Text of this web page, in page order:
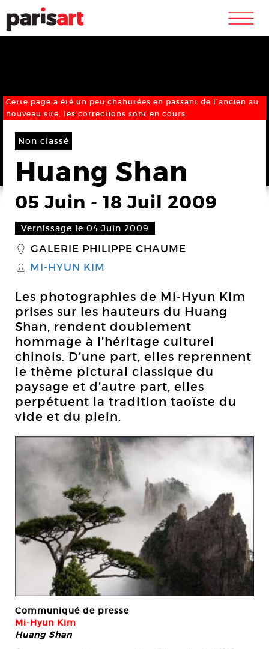
m
Cette page a été un peu chahutées en passant de l’ancien au
nouveau site, les corrections sont en cours.
Non classé
Huang Shan
05 Juin - 18 Juil 2009
Vernissage le 04 Juin 2009
_ GALERIE PHILIPPE CHAUME
S MI-HYUN KIM
Les photographies de Mi-Hyun Kim
prises sur les hauteurs du Huang
Shan, rendent doublement
hommage à l’héritage culturel
chinois. D’une part, elles reprennent
le thème pictural classique du
paysage et d’autre part, elles
perpétuent la tradition taoïste du
vide et du plein.
Communiqué de presse
Mi-Hyun Kim
Huang Shan